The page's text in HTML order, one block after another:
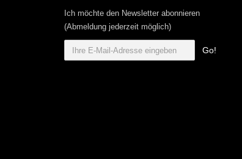
Ich möchte den Newsletter abonnieren
(Abmeldung jederzeit möglich)
Go!